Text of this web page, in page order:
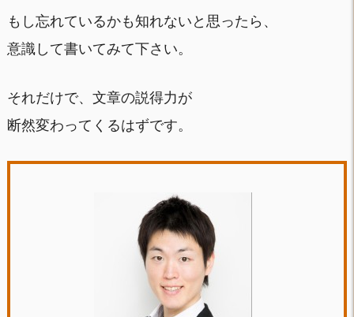
もし忘れているかも知れないと思ったら、
意識して書いてみて下さい。
それだけで、文章の説得力が
断然変わってくるはずです。